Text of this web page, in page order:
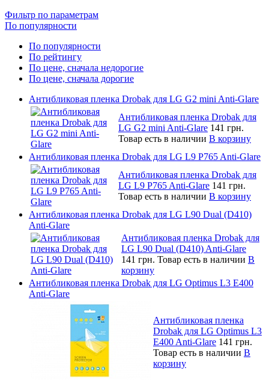
Фильтр по параметрам
По популярности
По популярности
По рейтингу
По цене, сначала недорогие
По цене, сначала дорогие
Антибликовая пленка Drobak для LG G2 mini Anti-Glare
Антибликовая пленка Drobak для
LG G2 mini Anti-Glare 141 грн.
Товар есть в наличии В корзину
Антибликовая пленка Drobak для LG L9 P765 Anti-Glare
Антибликовая пленка Drobak для
LG L9 P765 Anti-Glare 141 грн.
Товар есть в наличии В корзину
Антибликовая пленка Drobak для LG L90 Dual (D410)
Anti-Glare
Антибликовая пленка Drobak для
LG L90 Dual (D410) Anti-Glare
141 грн. Товар есть в наличии В
корзину
Антибликовая пленка Drobak для LG Optimus L3 E400
Anti-Glare
Антибликовая пленка
Drobak для LG Optimus L3
E400 Anti-Glare 141 грн.
Товар есть в наличии В
корзину